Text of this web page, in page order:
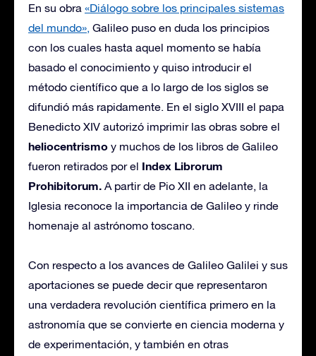
En su obra «Diálogo sobre los principales sistemas
del mundo», Galileo puso en duda los principios
con los cuales hasta aquel momento se había
basado el conocimiento y quiso introducir el
método científico que a lo largo de los siglos se
difundió más rapidamente. En el siglo XVIII el papa
Benedicto XIV autorizó imprimir las obras sobre el
heliocentrismo y muchos de los libros de Galileo
fueron retirados por el Index Librorum
Prohibitorum. A partir de Pio XII en adelante, la
Iglesia reconoce la importancia de Galileo y rinde
homenaje al astrónomo toscano.
Con respecto a los avances de Galileo Galilei y sus
aportaciones se puede decir que representaron
una verdadera revolución científica primero en la
astronomía que se convierte en ciencia moderna y
de experimentación, y también en otras